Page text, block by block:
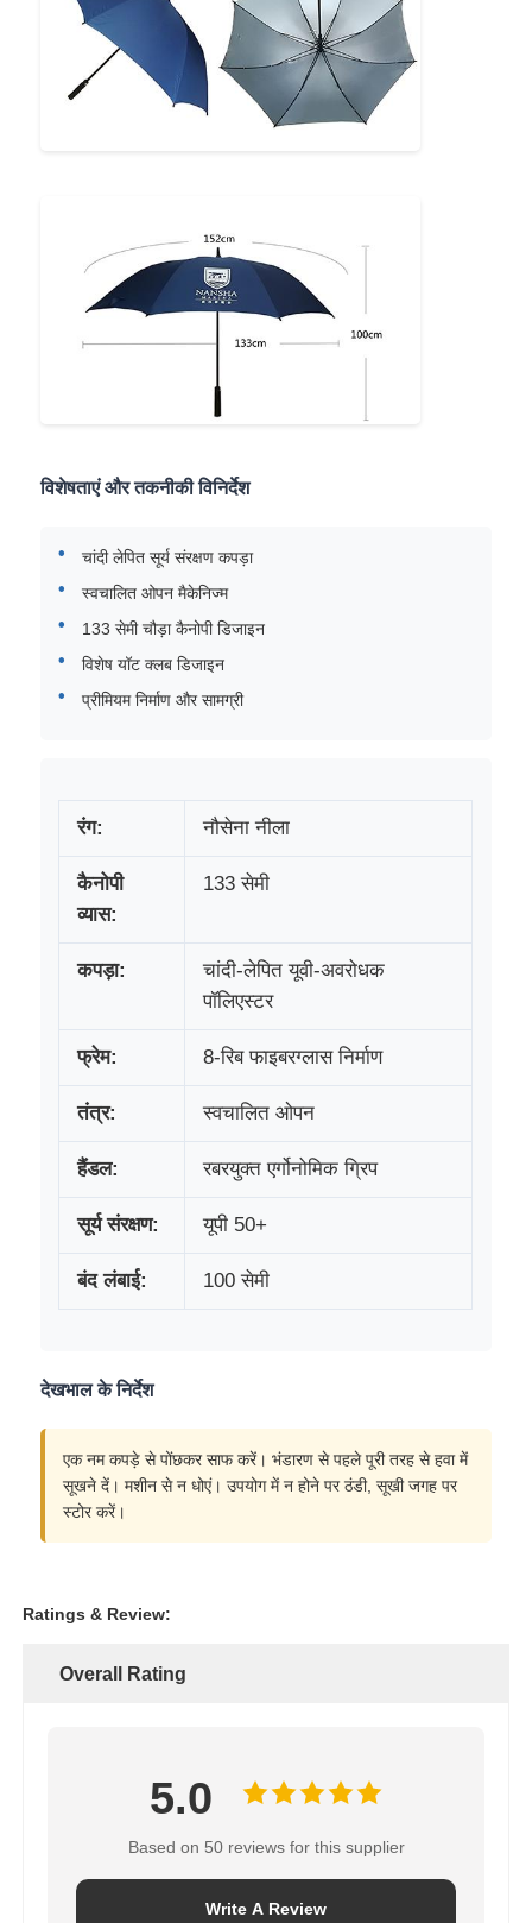
यूवी प्रतिरोधी छत्र
रचनात्मक छतरियाँ
विशेषताएं और तकनीकी विनिर्देश
चांदी लेपित सूर्य संरक्षण कपड़ा
स्वचालित ओपन मैकेनिज्म
133 सेमी चौड़ा कैनोपी डिजाइन
विशेष यॉट क्लब डिजाइन
प्रीमियम निर्माण और सामग्री
रंग: नौसेना नीला
कैनोपी
व्यास:
133 सेमी
कपड़ा:
चांदी-लेपित यूवी-अवरोधक
पॉलिएस्टर
फ्रेम: 8-रिब फाइबरग्लास निर्माण
तंत्र: स्वचालित ओपन
हैंडल: रबरयुक्त एर्गोनोमिक ग्रिप
सूर्य संरक्षण: यूपी 50+
बंद लंबाई: 100 सेमी
देखभाल के निर्देश
एक नम कपड़े से पोंछकर साफ करें। भंडारण से पहले पूरी तरह से हवा में
सूखने दें। मशीन से न धोएं। उपयोग में न होने पर ठंडी, सूखी जगह पर
स्टोर करें।
Ratings & Review:
Overall Rating
5.0
Based on 50 reviews for this supplier
Write A Review